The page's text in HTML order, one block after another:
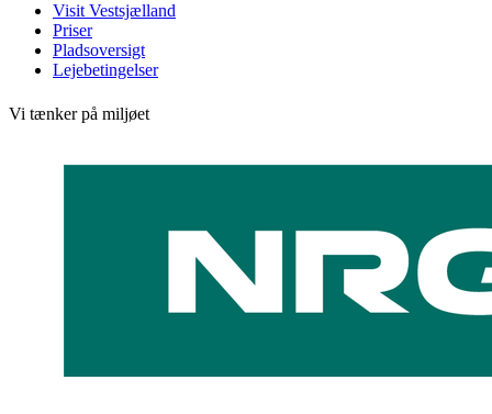
Visit Vestsjælland
Priser
Pladsoversigt
Lejebetingelser
Vi tænker på miljøet